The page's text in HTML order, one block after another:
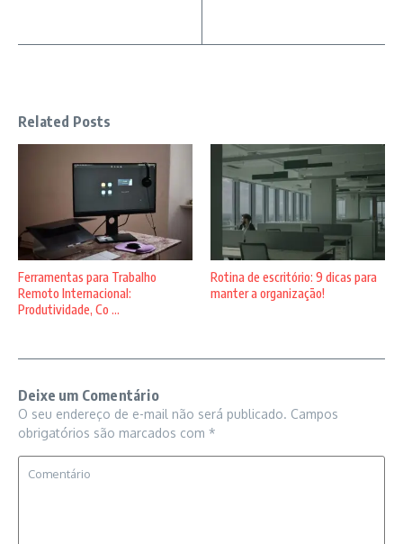
Related Posts
Ferramentas para Trabalho
Remoto Internacional:
Produtividade, Co ...
Rotina de escritório: 9 dicas para
manter a organização!
Deixe um Comentário
O seu endereço de e-mail não será publicado. Campos
obrigatórios são marcados com *